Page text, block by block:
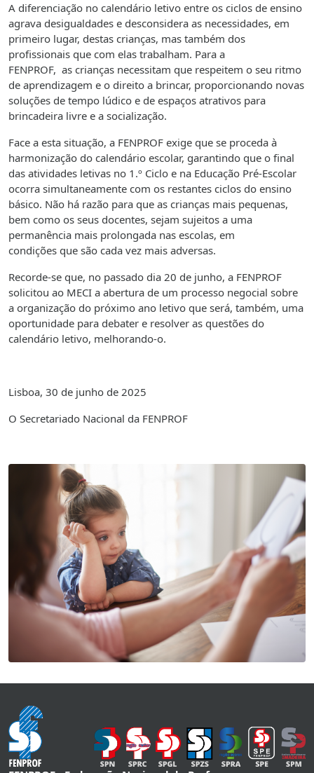
A diferenciação no calendário letivo entre os ciclos de ensino
agrava desigualdades e desconsidera as necessidades, em
primeiro lugar, destas crianças, mas também dos
profissionais que com elas trabalham. Para a
FENPROF, as crianças necessitam que respeitem o seu ritmo
de aprendizagem e o direito a brincar, proporcionando novas
soluções de tempo lúdico e de espaços atrativos para
brincadeira livre e a socialização.
Face a esta situação, a FENPROF exige que se proceda à
harmonização do calendário escolar, garantindo que o final
das atividades letivas no 1.º Ciclo e na Educação Pré-Escolar
ocorra simultaneamente com os restantes ciclos do ensino
básico. Não há razão para que as crianças mais pequenas,
bem como os seus docentes, sejam sujeitos a uma
permanência mais prolongada nas escolas, em
condições que são cada vez mais adversas.
Recorde-se que, no passado dia 20 de junho, a FENPROF
solicitou ao MECI a abertura de um processo negocial sobre
a organização do próximo ano letivo que será, também, uma
oportunidade para debater e resolver as questões do
calendário letivo, melhorando-o.
Lisboa, 30 de junho de 2025
O Secretariado Nacional da FENPROF